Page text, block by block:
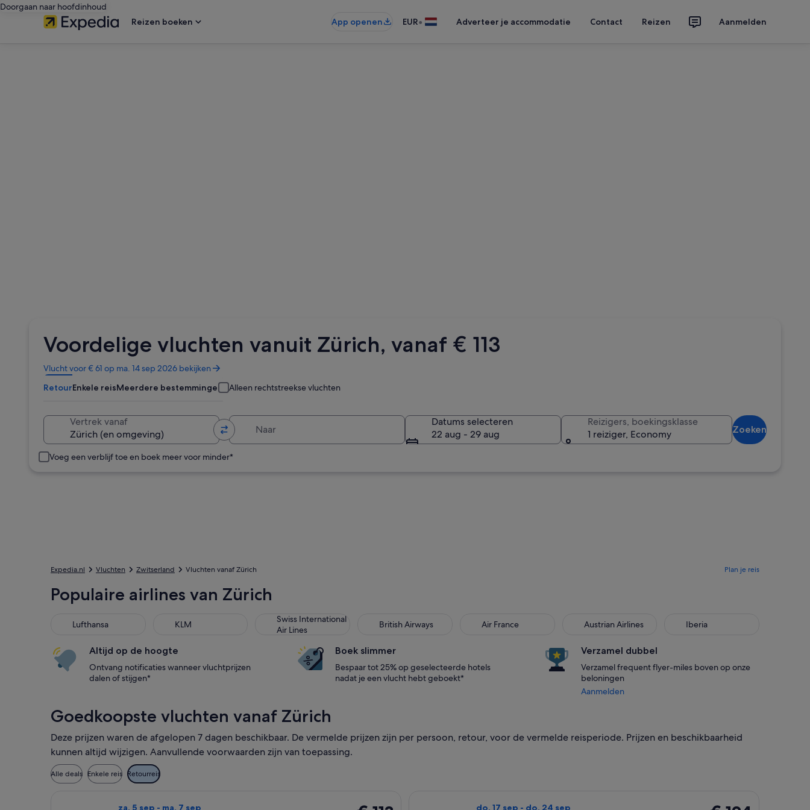
Doorgaan naar hoofdinhoud
Reizen boeken
App openen EUR• Adverteer je accommodatie Contact Reizen Aanmelden
Voordelige vluchten vanuit Zürich, vanaf € 113
Vlucht voor € 61 op ma. 14 sep 2026 bekijken
Opent
in
een
RetourEnkele reisMeerdere bestemmingen Alleen rechtstreekse vluchten
Vertrek vanaf
Datums selecteren
22 aug - 29 aug
Reizigers, boekingsklasse
1 reiziger, Economy
Zoeken
Voeg een verblijf toe en boek meer voor minder*
Expedia.nl Vluchten Zwitserland Vluchten vanaf Zürich Plan je reis
Populaire airlines van Zürich
Lufthansa KLM
Swiss International
Air Lines
British Airways Air France Austrian Airlines Iberia
Altijd op de hoogte
Ontvang notificaties wanneer vluchtprijzen
dalen of stijgen*
Boek slimmer
Bespaar tot 25% op geselecteerde hotels
nadat je een vlucht hebt geboekt*
Verzamel dubbel
Verzamel frequent flyer-miles boven op onze
beloningen
Aanmelden
Goedkoopste vluchten vanaf Zürich
Deze prijzen waren de afgelopen 7 dagen beschikbaar. De vermelde prijzen zijn per persoon, retour, voor de vermelde reisperiode. Prijzen en beschikbaarheid
kunnen altijd wijzigen. Aanvullende voorwaarden zijn van toepassing.
Alle deals Enkele reis Retourreis
za. 5 sep - ma. 7 sep do. 17 sep - do. 24 sep